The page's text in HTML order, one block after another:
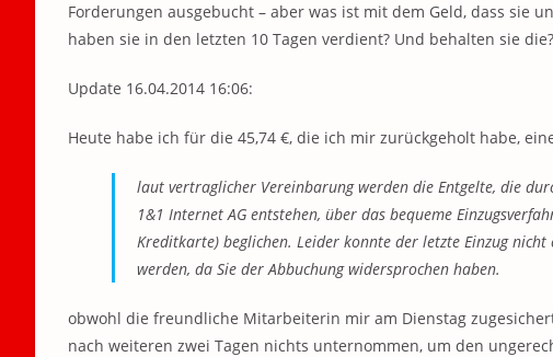
Forderungen ausgebucht – aber was ist mit dem Geld, dass sie
haben sie in den letzten 10 Tagen verdient? Und behalten sie die?
Update 16.04.2014 16:06:
Heute habe ich für die 45,74 €, die ich mir zurückgeholt habe,
laut vertraglicher Vereinbarung werden die Entgelte, die
1&1 Internet AG entstehen, über das bequeme
Kreditkarte) beglichen. Leider konnte der letzte Einzug
werden, da Sie der Abbuchung widersprochen haben.
obwohl die freundliche Mitarbeiterin mir am Dienstag
nach weiteren zwei Tagen nichts unternommen, um den